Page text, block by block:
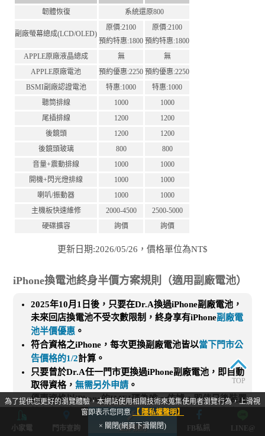
韌體恢復 系統還原800
副廠螢幕總成(LCD/OLED)
原價:2100
預約特惠:1800
原價:2100
預約特惠:1800
APPLE原廠液晶總成
無
無
APPLE原廠電池
預約優惠:2250 預約優惠:2250
BSMI副廠認證電池
特惠:1000
特惠:1000
聽筒排線
1000
1000
尾插排線
1200
1200
後鏡頭
1200
1200
後鏡頭玻璃
800
800
音量+震動排線
1000
1000
開機+閃光燈排線
1000
1000
喇叭/振動器
1000
1000
主機板快速維修
2000-4500
2500-5000
硬碟擴容
詢價 詢價
更新日期:2026/05/26，價格單位為NT$
iPhone換電池終身半價方案規則（適用副廠電池）
2025年10月1日後，只要在Dr.A換過iPhone副廠電池，
未來回店換電池不受次數限制，終身享有iPhone副廠電
池半價優惠 。
符合資格之iPhone，每次更換副廠電池皆以當下門市公
告價格的1/2計算。
只要曾於Dr.A任一門市更換過iPhone副廠電池，即自動
取得資格，無需另外申請 。
優惠資格以iPhone的IMEI碼為唯一依據，即使日後裝置
持有者非當初登記的本人，只要iPhone的IMEI碼與本公
司維修系統紀錄相符，即可繼續享有本方案服務。
小家電 門市查詢 立即預約 FB私訊 LINE@
為了提供您更好的瀏覽體驗，本網站使用相關技術來蒐集使用者瀏覽行為，上滑視
窗即表示您同意 【 隱私權聲明】
× 關閉(網頁下滑關閉)
TOP